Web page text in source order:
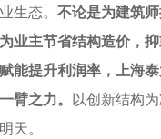
生态。 不论是为建筑
业主节省结构造价，
能提升利润率，上海
臂之力。 以创新结构为
天。